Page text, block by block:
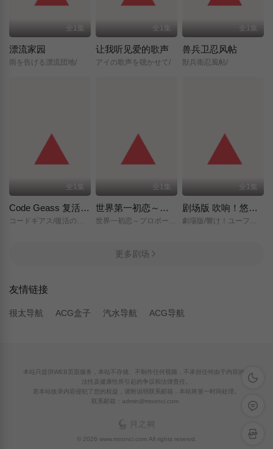
全1集
漂流家园
雨を告げる漂流団地/
全1集
让我听见爱的歌声
アイの歌声を聴かせて/
全1集
兽兵卫忍风帖
獣兵衛忍風帖/
全1集
Code Geass 复活的鲁路修
全1集
世界第一初恋～求婚篇～
全1集
剧场版 吹响！悠风号～想要传达的旋律～
更多剧场
友情链接
很太导航 ACG盒子 汽水导航 ACG导航
深色模
留言反
APP下
本站只提供WEB页面服务，本站不存储、不制作任何视频，不承担任何由于内容的合
法性及健康性所引起的争议和法律责任。
若本站收录内容侵犯了您的权益，请附说明联系邮箱，本站将第一时间处理。
联系邮箱：admin@moonci.com
© 2026 www.moonci.com All rights reservd.